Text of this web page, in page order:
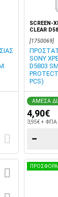
SCREEN-
CLEAR
[1750069]
SONY
D5803
PCS)
ΑΜΕΣΑ
4,90€
3,95€ + ΦΠΑ
−
ΠΡΟΣΦΟΡΑ